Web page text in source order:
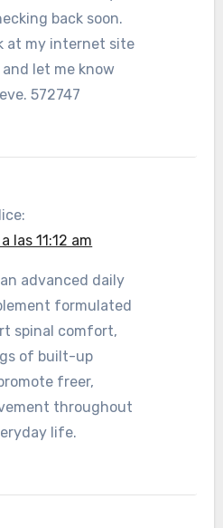
back soon.
at my internet site
let me know
572747
las 11:12 am
advanced daily
formulated
spinal comfort,
of built-up
freer,
throughout
life.